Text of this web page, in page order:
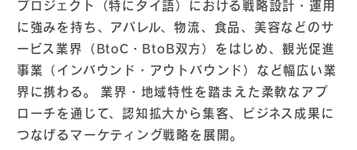
プロジェクト（特にタイ語）における戦略設計・運用
に強みを持ち、アパレル、物流、食品、美容などのサ
ービス業界（BtoC・BtoB双方）をはじめ、観光促進
事業（インバウンド・アウトバウンド）など幅広い業
界に携わる。 業界・地域特性を踏まえた柔軟なアプ
ローチを通じて、認知拡大から集客、ビジネス成果に
つなげるマーケティング戦略を展開。